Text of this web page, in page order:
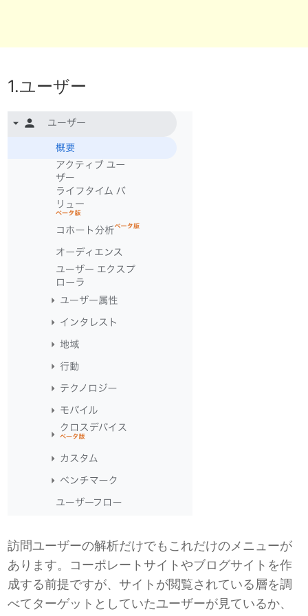
1.ユーザー
訪問ユーザーの解析だけでもこれだけのメニューが
あります。コーポレートサイトやブログサイトを作
成する前提ですが、サイトが閲覧されている層を調
べてターゲットとしていたユーザーが見ているか、